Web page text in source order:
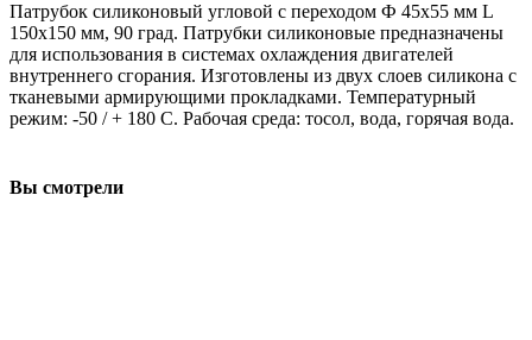
Патрубок силиконовый угловой с переходом Ф 45х55 мм L
150х150 мм, 90 град. Патрубки силиконовые предназначены
для использования в системах охлаждения двигателей
внутреннего сгорания. Изготовлены из двух слоев силикона с
тканевыми армирующими прокладками. Температурный
режим: -50 / + 180 С. Рабочая среда: тосол, вода, горячая вода.
Вы смотрели